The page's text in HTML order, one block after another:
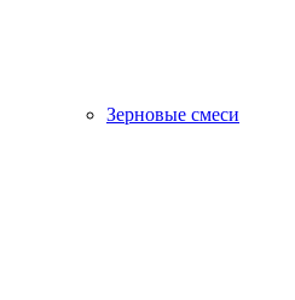
Зерновые смеси